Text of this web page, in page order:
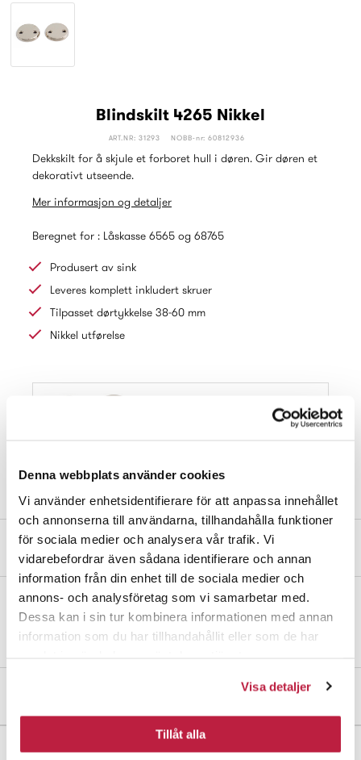
Denna webbplats använder cookies
Vi använder enhetsidentifierare för att anpassa innehållet
och annonserna till användarna, tillhandahålla funktioner
för sociala medier och analysera vår trafik. Vi
vidarebefordrar även sådana identifierare och annan
information från din enhet till de sociala medier och
annons- och analysföretag som vi samarbetar med.
Dessa kan i sin tur kombinera informationen med annan
information som du har tillhandahållit eller som de har
Visa detaljer
Tillåt alla
Blindskilt 4265 Nikkel
ART.NR: 31293 NOBB-nr: 60812936
Dekkskilt for å skjule et forboret hull i døren. Gir døren et
dekorativt utseende.
Mer informasjon og detaljer
Beregnet for : Låskasse 6565 og 68765
Produsert av sink
Leveres komplett inkludert skruer
Tilpasset dørtykkelse 38-60 mm
Nikkel utførelse
Produktbeskrivelse
Dekkskilt av sink. Leveres med skruer for gjennomgående innfesting
samt treskruer. Passer til dørtykkelse 38-60 mm.